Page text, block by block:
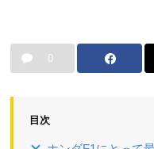
0
目次